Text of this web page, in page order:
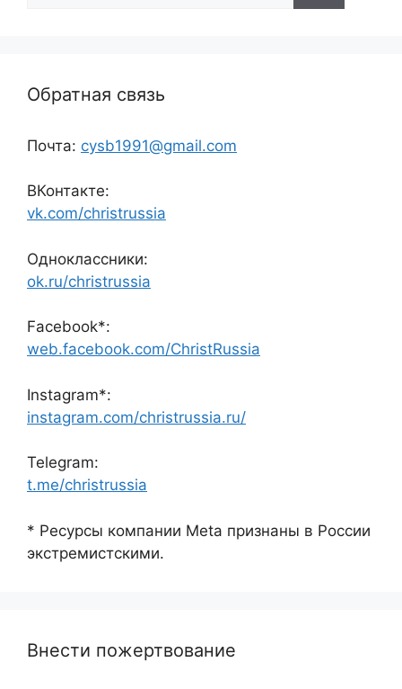
Обратная связь
Почта: cysb1991@gmail.com
ВКонтакте:
vk.com/christrussia
Одноклассники:
ok.ru/christrussia
Facebook*:
web.facebook.com/ChristRussia
Instagram*:
instagram.com/christrussia.ru/
Telegram:
t.me/christrussia
* Ресурсы компании Meta признаны в России
экстремистскими.
Внести пожертвование